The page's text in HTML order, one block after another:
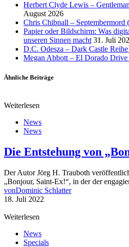
Herbert Clyde Lewis –
August 2026
Chris Chibnall – Septembermord
Papier oder Bildschirm: Was
unseren Sinnen macht 31. Juli
D.C. Odesza – Dark Castle
Megan Abbott – El Dorado
Ähnliche Beiträge
Weiterlesen
News
News
Die Entstehung von
Der Autor Jörg H. Trauboth
„Bonjour, Saint-Ex!“, in der der
vonDominic Schlatter
18. Juli 2022
Weiterlesen
News
Specials